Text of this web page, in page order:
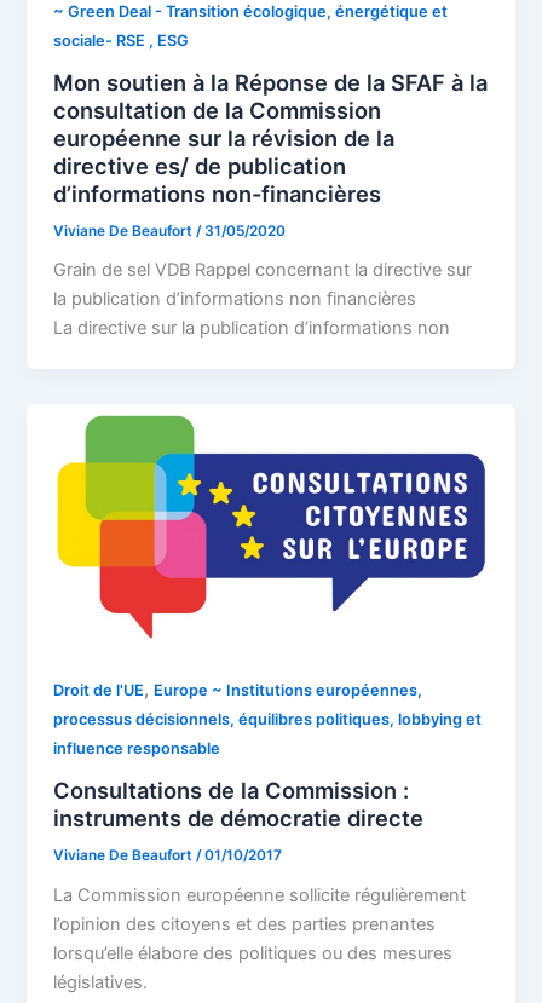
~ Green Deal - Transition écologique, énergétique et
sociale- RSE , ESG
Mon soutien à la Réponse de la SFAF à la
consultation de la Commission
européenne sur la révision de la
directive es/ de publication
d’informations non-financières
Viviane De Beaufort /31/05/2020
Grain de sel VDB Rappel concernant la directive sur
la publication d’informations non financières
La directive sur la publication d’informations non
Droit de l'UE, Europe ~ Institutions européennes,
processus décisionnels, équilibres politiques, lobbying et
influence responsable
Consultations de la Commission :
instruments de démocratie directe
Viviane De Beaufort/01/10/2017
La Commission européenne sollicite régulièrement
l’opinion des citoyens et des parties prenantes
lorsqu’elle élabore des politiques ou des mesures
législatives.